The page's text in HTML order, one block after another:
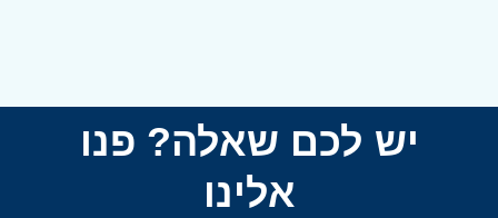
יש לכם שאלה? פנו
אלינו